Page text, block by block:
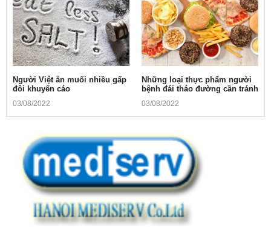
Người Việt ăn muối nhiều gấp
đôi khuyến cáo
03/08/2022
Những loại thực phẩm người
bệnh đái tháo đường cần tránh
03/08/2022